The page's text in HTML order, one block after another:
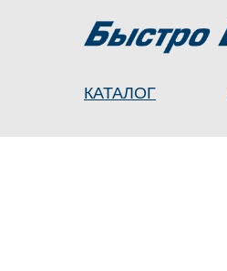
КАТАЛОГ